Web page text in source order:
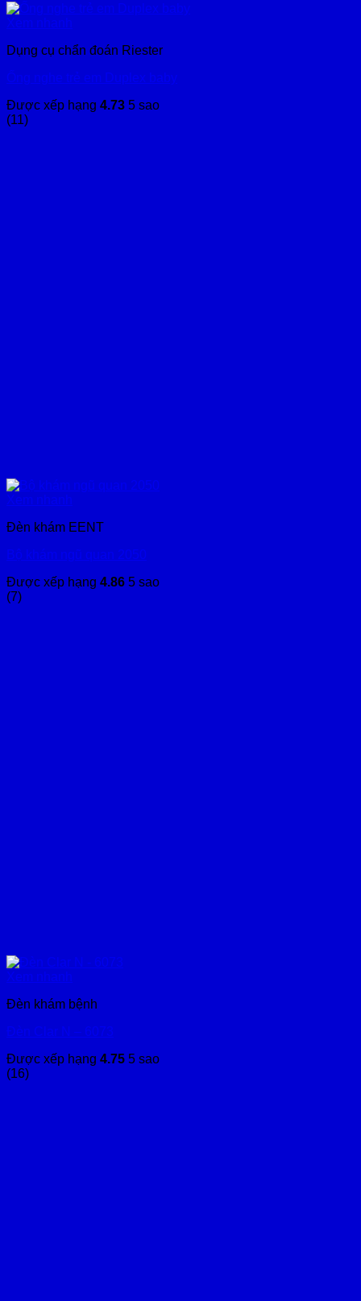
Xem nhanh
Dụng cụ chẩn đoán Riester
Ống nghe trẻ em Duplex baby
Được xếp hạng 4.73 5 sao
(11)
Xem nhanh
Đèn khám EENT
Bộ khám ngũ quan 2050
Được xếp hạng 4.86 5 sao
(7)
Xem nhanh
Đèn khám bệnh
Đèn Clar N – 6073
Được xếp hạng 4.75 5 sao
(16)